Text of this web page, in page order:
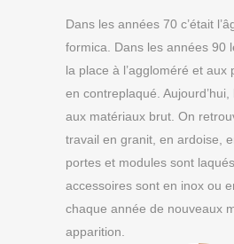
Dans les années 70 c’était
formica. Dans les années 90
la place à l’aggloméré et aux
en contreplaqué.
aux matériaux brut. On
travail en granit, en ardoise,
portes et modules sont
accessoires sont en inox ou
chaque année de nouveaux
apparition.